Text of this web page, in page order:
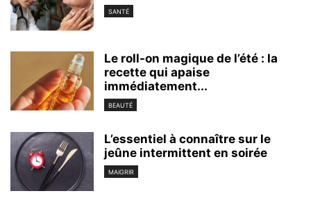
SANTÉ
Le roll-on magique de l’été : la
recette qui apaise
immédiatement...
BEAUTÉ
L’essentiel à connaître sur le
jeûne intermittent en soirée
MAIGRIR